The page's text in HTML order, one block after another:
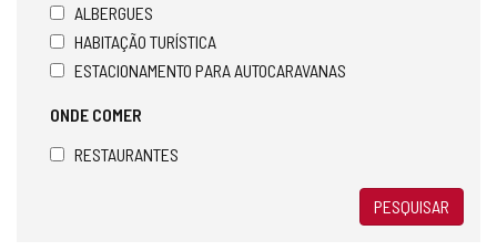
ALBERGUES
HABITAÇÃO TURÍSTICA
ESTACIONAMENTO PARA AUTOCARAVANAS
ONDE COMER
RESTAURANTES
PESQUISAR